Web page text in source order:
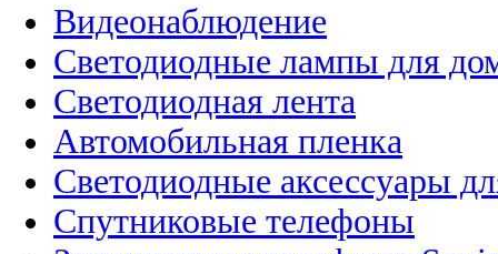
Видеонаблюдение
Светодиодные лампы для
Светодиодная лента
Автомобильная пленка
Светодиодные аксессуары
Спутниковые телефоны